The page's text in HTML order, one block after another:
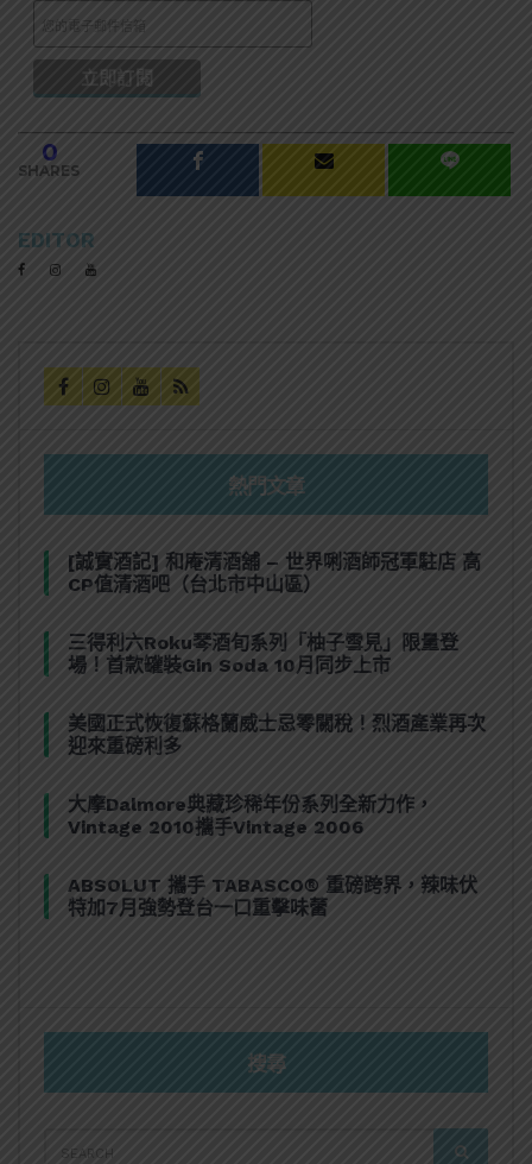
0
SHARES
EDITOR
熱門文章
[誠實酒記] 和庵清酒舖 – 世界唎酒師冠軍駐店 高
CP值清酒吧（台北市中山區）
三得利六Roku琴酒旬系列「柚子雪見」限量登
場！首款罐裝Gin Soda 10月同步上市
美國正式恢復蘇格蘭威士忌零關稅！烈酒產業再次
迎來重磅利多
大摩Dalmore典藏珍稀年份系列全新力作，
Vintage 2010攜手Vintage 2006
ABSOLUT 攜手 TABASCO® 重磅跨界，辣味伏
特加7月強勢登台一口重擊味蕾
搜尋
FOR: